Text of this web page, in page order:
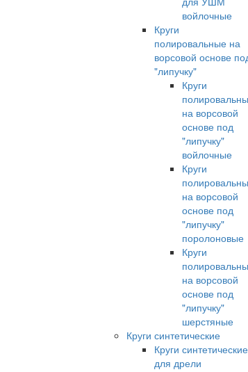
войлочные
Круги
полировальные на
ворсовой основе
"липучку"
Круги
на ворсовой
основе под
"липучку"
войлочные
Круги
на ворсовой
основе под
"липучку"
поролоновые
Круги
на ворсовой
основе под
"липучку"
шерстяные
Круги синтетические
Круги синтетические
для дрели